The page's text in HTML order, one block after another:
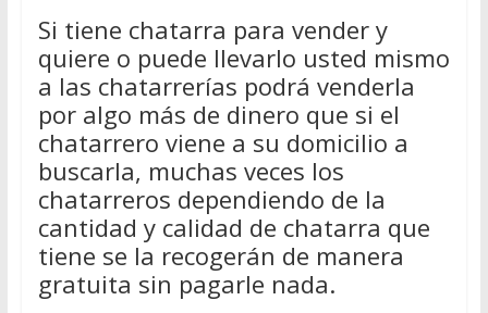
Si tiene chatarra para vender y
quiere o puede llevarlo usted mismo
a las chatarrerías podrá venderla
por algo más de dinero que si el
chatarrero viene a su domicilio a
buscarla, muchas veces los
chatarreros dependiendo de la
cantidad y calidad de chatarra que
tiene se la recogerán de manera
gratuita sin pagarle nada.